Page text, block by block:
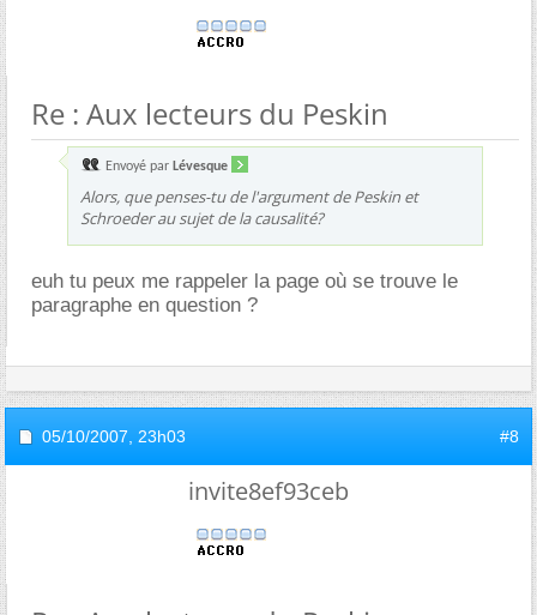
Re : Aux lecteurs du Peskin
Envoyé par Lévesque
Alors, que penses-tu de l'argument de Peskin et
Schroeder au sujet de la causalité?
euh tu peux me rappeler la page où se trouve le
paragraphe en question ?
05/10/2007, 23h03 #8
invite8ef93ceb